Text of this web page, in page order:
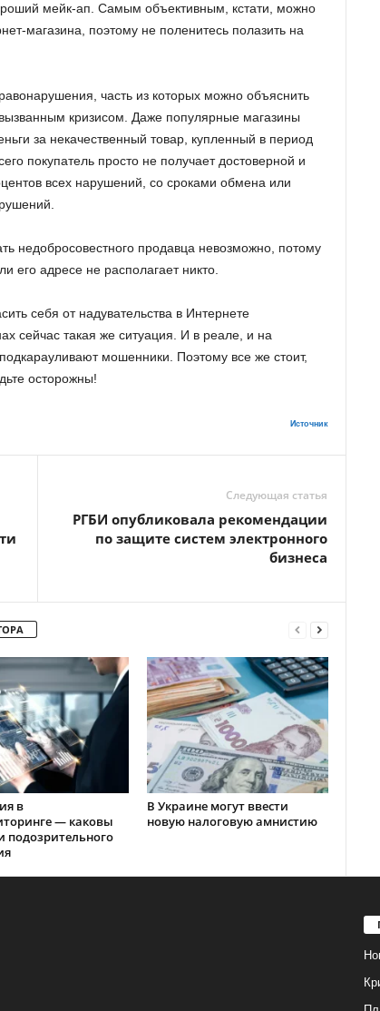
мейк-ап. Самым объективным, кстати, можно
магазина, поэтому не поленитесь полазить на
часть из которых можно объяснить
кризисом. Даже популярные магазины
за некачественный товар, купленный в период
покупатель просто не получает достоверной и
всех нарушений, со сроками обмена или
недобросовестного продавца невозможно, потому
его адресе не располагает никто.
себя от надувательства в Интернете
сейчас такая же ситуация. И в реале, и на
мошенники. Поэтому все же стоит,
осторожны!
Источник
Следующая статья
РГБИ опубликовала рекомендации
по защите систем электронного
бизнеса
в
— каковы
подозрительного
В Украине могут ввести
новую налоговую амнистию